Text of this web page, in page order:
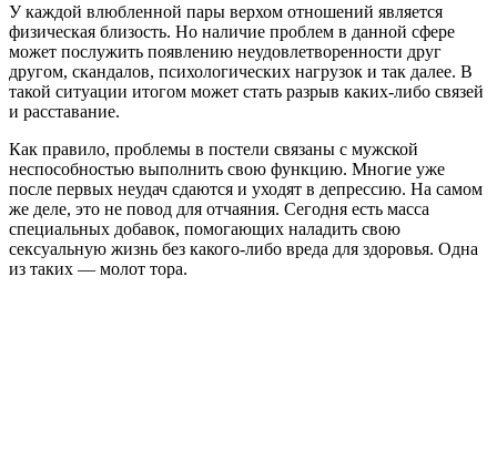
У каждой влюбленной пары верхом отношений является
физическая близость. Но наличие проблем в данной сфере
может послужить появлению неудовлетворенности друг
другом, скандалов, психологических нагрузок и так далее. В
такой ситуации итогом может стать разрыв каких-либо связей
и расставание.
Как правило, проблемы в постели связаны с мужской
неспособностью выполнить свою функцию. Многие уже
после первых неудач сдаются и уходят в депрессию. На самом
же деле, это не повод для отчаяния. Сегодня есть масса
специальных добавок, помогающих наладить свою
сексуальную жизнь без какого-либо вреда для здоровья. Одна
из таких — молот тора.